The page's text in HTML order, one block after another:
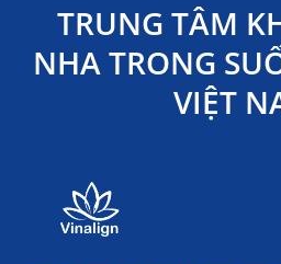
TRUNG TÂM
NHA TRONG
VIỆT